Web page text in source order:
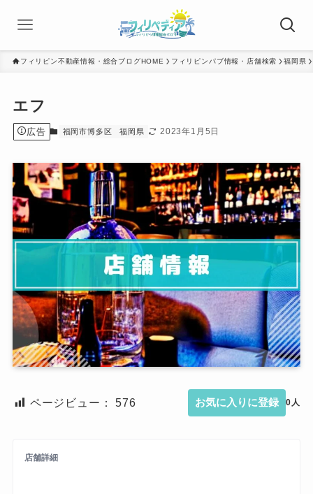
フィリピン不動産情報・総合ブログHOME フィリピンパブ情報・店舗検索 福岡県
エフ
広告 福岡市博多区 福岡県 2023年1月5日
ページビュー： 576 お気に入りに登録 0人
店舗詳細